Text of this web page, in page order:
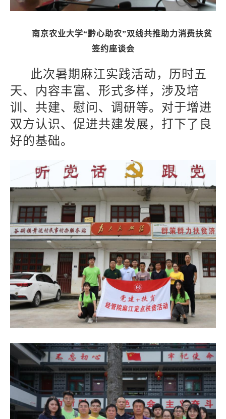
南京农业大学“黔心助农”双线共推助力消费扶贫
签约座谈会
此次暑期麻江实践活动，历时五
天、内容丰富、形式多样，涉及培
训、共建、慰问、调研等。对于增进
双方认识、促进共建发展，打下了良
好的基础。